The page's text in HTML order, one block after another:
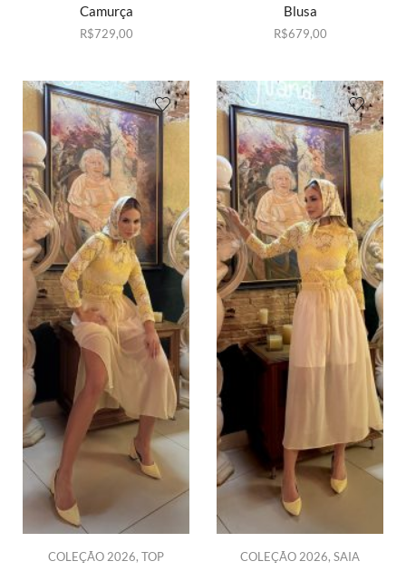
Camurça
R$729,00
Blusa
R$679,00
COLEÇÃO 2026, TOP COLEÇÃO 2026, SAIA